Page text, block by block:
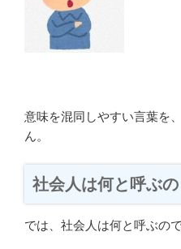
意味を混同しやすい言葉を
ん。
社会人は何と呼ぶの
では、社会人は何と呼ぶの